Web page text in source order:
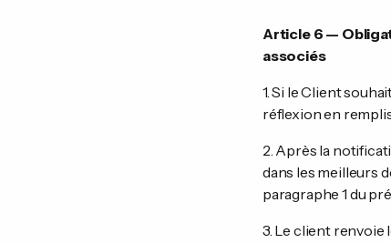
Article 6 —
associés
1. Si le Client
réflexion en
2. Après la
dans les meilleurs
paragraphe 1 du
3. Le client renvoie